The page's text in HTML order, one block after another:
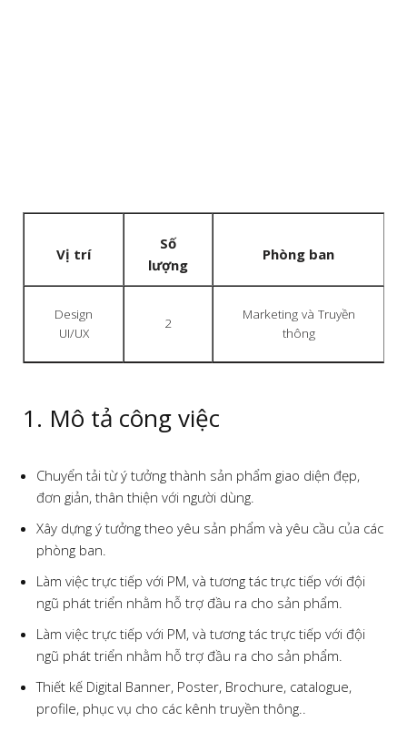
Vị trí
Số
lượng
Phòng ban
Design
UI/UX
2
Marketing và Truyền
thông
1. Mô tả công việc
Chuyển tải từ ý tưởng thành sản phẩm giao diện đẹp,
đơn giản, thân thiện với người dùng.
Xây dựng ý tưởng theo yêu sản phẩm và yêu cầu của các
phòng ban.
Làm việc trực tiếp với PM, và tương tác trực tiếp với đội
ngũ phát triển nhằm hỗ trợ đầu ra cho sản phẩm.
Làm việc trực tiếp với PM, và tương tác trực tiếp với đội
ngũ phát triển nhằm hỗ trợ đầu ra cho sản phẩm.
Thiết kế Digital Banner, Poster, Brochure, catalogue,
profile, phục vụ cho các kênh truyền thông..